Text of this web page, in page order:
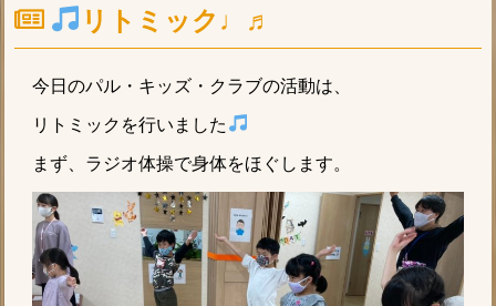
リトミック♩♬
今日のパル・キッズ・クラブの活動は、
リトミックを行いました
まず、ラジオ体操で身体をほぐします。